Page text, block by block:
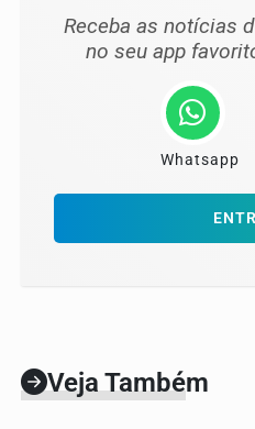
Receba as notícias
no seu app
Whatsapp
Veja Também